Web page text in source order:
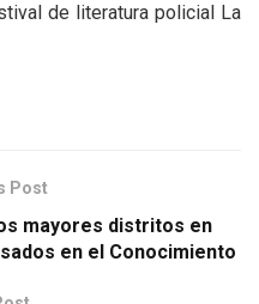
de literatura policial La
Post
mayores distritos en
en el Conocimiento